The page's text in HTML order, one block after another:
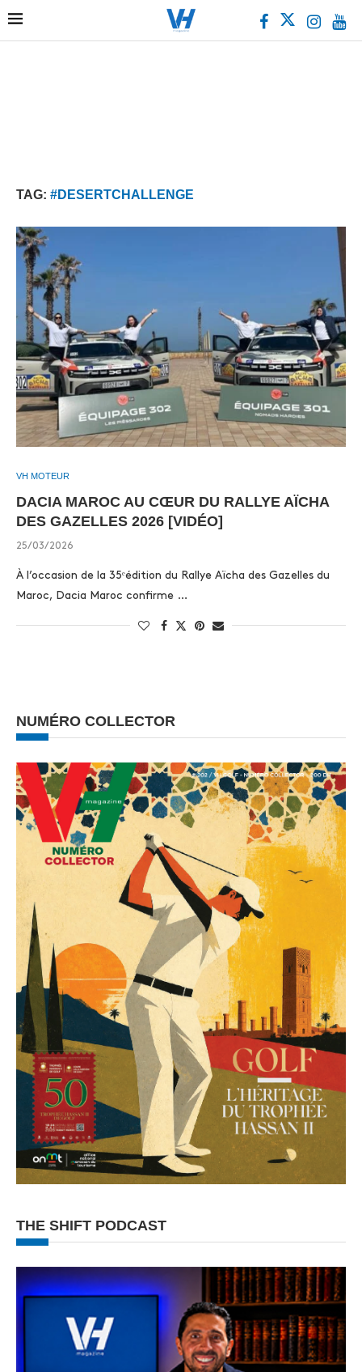
TAG: #DESERTCHALLENGE
VH MOTEUR
DACIA MAROC AU CŒUR DU RALLYE AÏCHA
DES GAZELLES 2026 [VIDÉO]
25/03/2026
À l’occasion de la 35ᵉédition du Rallye Aïcha des Gazelles du
Maroc, Dacia Maroc confirme …
NUMÉRO COLLECTOR
THE SHIFT PODCAST